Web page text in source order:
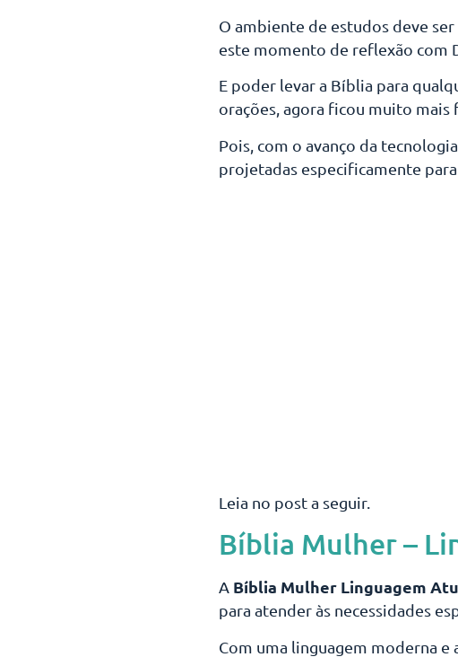
O ambiente de estudos deve
este momento de reflexão com
E poder levar a Bíblia para
orações, agora ficou muito mais
Pois, com o avanço da
projetadas especificamente
Leia no post a seguir.
Bíblia Mulher –
A Bíblia Mulher Linguagem
para atender às necessidades
Com uma linguagem moderna